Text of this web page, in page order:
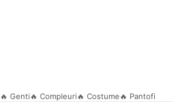
🔥 Genti🔥 Compleuri🔥 Costume🔥 Pantofi